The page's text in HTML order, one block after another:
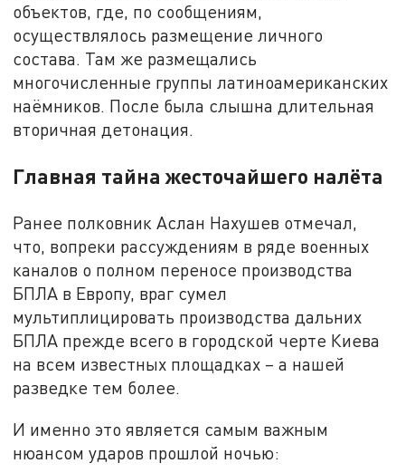
объектов, где, по сообщениям,
осуществлялось размещение личного
состава. Там же размещались
многочисленные группы латиноамериканских
наёмников. После была слышна длительная
вторичная детонация.
Главная тайна жесточайшего налёта
Ранее полковник Аслан Нахушев отмечал,
что, вопреки рассуждениям в ряде военных
каналов о полном переносе производства
БПЛА в Европу, враг сумел
мультиплицировать производства дальних
БПЛА прежде всего в городской черте Киева
на всем известных площадках – а нашей
разведке тем более.
И именно это является самым важным
нюансом ударов прошлой ночью: